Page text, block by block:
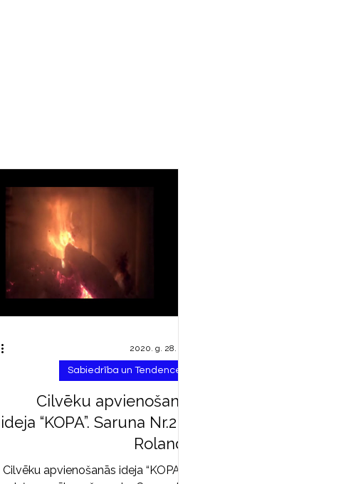
Cilvēku apvienošanās
ideja “KOPA”. Saruna Nr.2 ar
Rolandu
Cilvēku apvienošanās ideja “KOPA”. 2.
Sabiedrība un Tendences
2020. g. 28. dec.